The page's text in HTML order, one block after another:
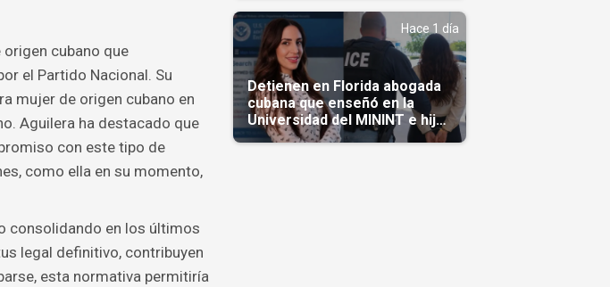
cubano que
el Partido Nacional. Su
mujer de origen cubano en
Aguilera ha destacado que
con este tipo de
como ella en su momento,
consolidando en los últimos
legal definitivo, contribuyen
esta normativa permitiría
Hace 1 día
Detienen en Florida abogada
cubana que enseñó en la
Universidad del MININT e hija
de diplomático cubano